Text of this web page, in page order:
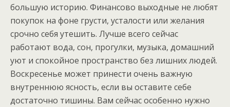
большую историю. Финансово выходные не любят
покупок на фоне грусти, усталости или желания
срочно себя утешить. Лучше всего сейчас
работают вода, сон, прогулки, музыка, домашний
уют и спокойное пространство без лишних людей.
Воскресенье может принести очень важную
внутреннюю ясность, если вы оставите себе
достаточно тишины. Вам сейчас особенно нужно